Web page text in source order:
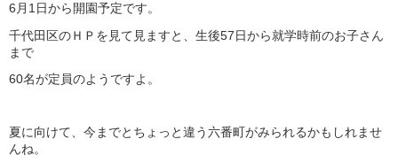
6月1日から開園予定です。
千代田区のＨＰを見て見ますと、生後57日から就学時前のお子さん
まで
60名が定員のようですよ。
夏に向けて、今までとちょっと違う六番町がみられるかもしれませ
んね。